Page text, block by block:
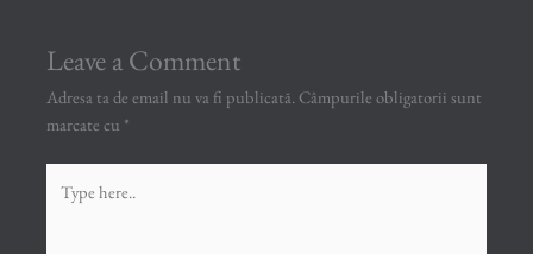
Leave a Comment
Adresa ta de email nu va fi publicată. Câmpurile obligatorii sunt
marcate cu *
here..